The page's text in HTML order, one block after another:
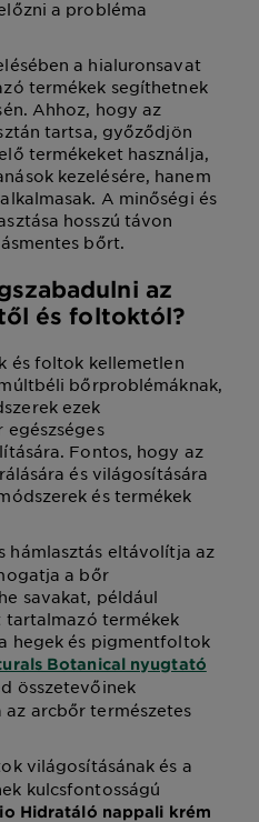
a probléma
a hialuronsavat
termékek segíthetnek
Ahhoz, hogy az
tartsa, győződjön
termékeket használja,
kezelésére, hanem
A minőségi és
hosszú távon
bőrt.
az
és foltoktól?
és foltok kellemetlen
bőrproblémáknak,
ezek
egészséges
Fontos, hogy az
és világosítására
és termékek
hámlasztás eltávolítja az
a bőr
savakat, például
termékek
hegek és pigmentfoltok
Botanical nyugtató
összetevőinek
arcbőr természetes
világosításának és a
kulcsfontosságú
Hidratáló nappali krém